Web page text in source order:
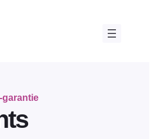
garantie